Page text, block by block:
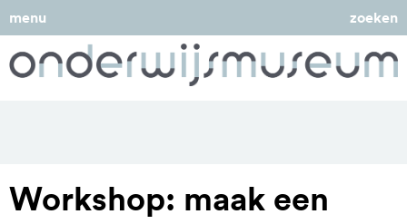
menu zoeken
Workshop: maak een